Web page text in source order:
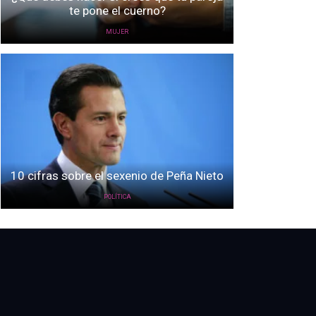
te pone el cuerno?
MUJER
10 cifras sobre el sexenio de Peña Nieto
POLÍTICA